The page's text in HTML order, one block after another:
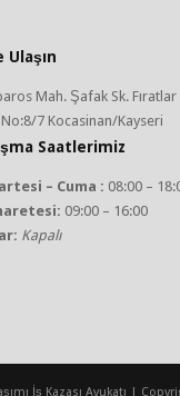
Ulaşın
Mah. Şafak Sk. Fıratlar
7 Kocasinan/Kayseri
Saatlerimiz
– Cuma : 08:00 –
09:00 – 16:00
Kapalı
İş Kazası Avukatı |